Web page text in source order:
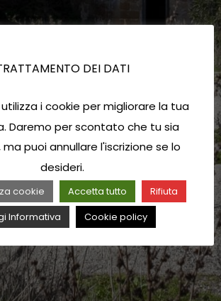
DEI DATI
i cookie per migliorare la tua
Daremo per scontato che tu sia
puoi annullare l'iscrizione se lo
desideri.
cookie Accetta tutto
Rifiuta
Informativa
Cookie policy